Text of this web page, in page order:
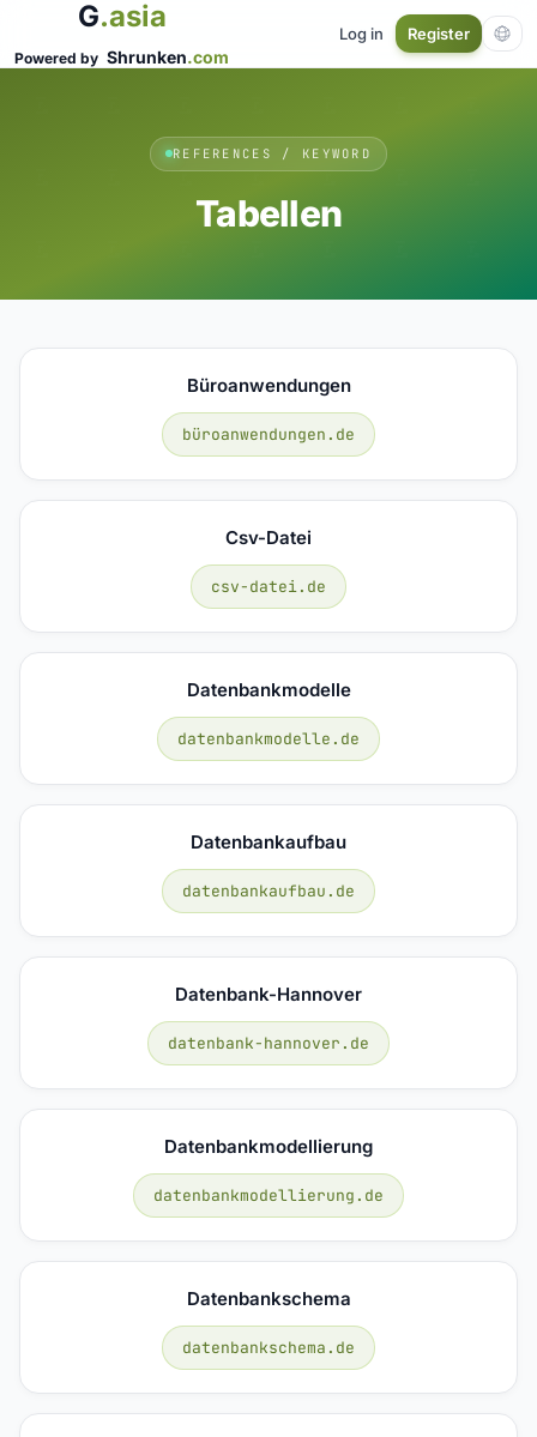
G.asia
Powered by Shrunken.com
Log in Register
REFERENCES / KEYWORD
Tabellen
Büroanwendungen
büroanwendungen.de
Csv-Datei
csv-datei.de
Datenbankmodelle
datenbankmodelle.de
Datenbankaufbau
datenbankaufbau.de
Datenbank-Hannover
datenbank-hannover.de
Datenbankmodellierung
datenbankmodellierung.de
Datenbankschema
datenbankschema.de